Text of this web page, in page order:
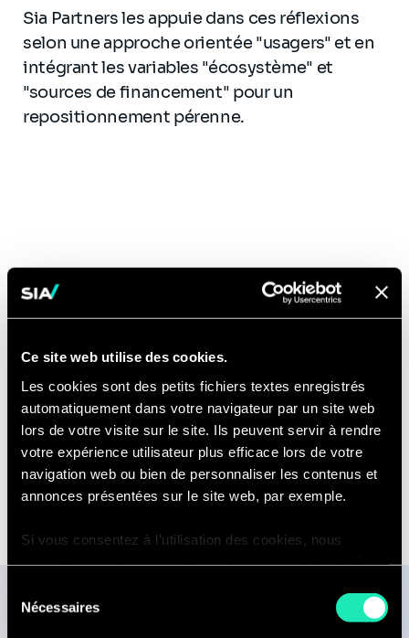
Ce site web utilise des cookies.
Les cookies sont des petits fichiers textes enregistrés
automatiquement dans votre navigateur par un site web
lors de votre visite sur le site. Ils peuvent servir à rendre
votre expérience utilisateur plus efficace lors de votre
navigation web ou bien de personnaliser les contenus et
annonces présentées sur le site web, par exemple.
Si vous consentez à l’utilisation des cookies, nous
consentir à cette utilisation à nouveau. Si vous ne
Nécessaires
Sia Partners les appuie dans ces réflexions
selon une approche orientée "usagers" et en
intégrant les variables "écosystème" et
"sources de financement" pour un
repositionnement pérenne.
Expertises
Alignement Stratégique des
Organisations